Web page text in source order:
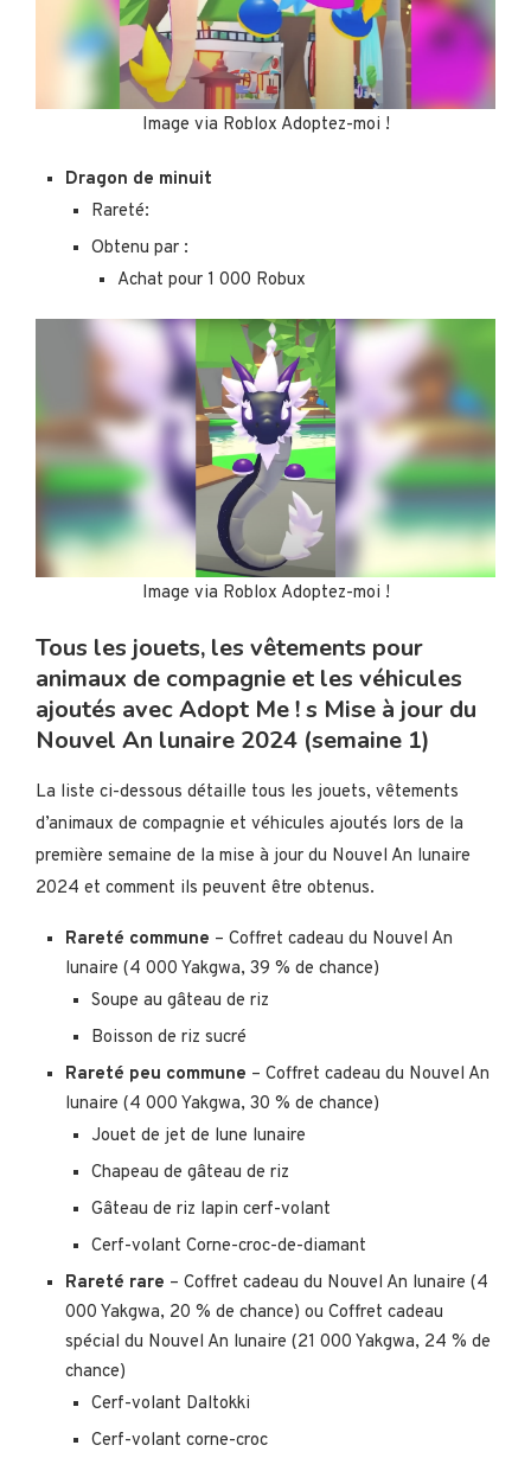
Image via Roblox Adoptez-moi !
Dragon de minuit
Rareté:
Obtenu par :
Achat pour 1 000 Robux
Image via Roblox Adoptez-moi !
Tous les jouets, les vêtements pour
animaux de compagnie et les véhicules
ajoutés avec Adopt Me ! s Mise à jour du
Nouvel An lunaire 2024 (semaine 1)
La liste ci-dessous détaille tous les jouets, vêtements
d’animaux de compagnie et véhicules ajoutés lors de la
première semaine de la mise à jour du Nouvel An lunaire
2024 et comment ils peuvent être obtenus.
Rareté commune – Coffret cadeau du Nouvel An
lunaire (4 000 Yakgwa, 39 % de chance)
Soupe au gâteau de riz
Boisson de riz sucré
Rareté peu commune – Coffret cadeau du Nouvel An
lunaire (4 000 Yakgwa, 30 % de chance)
Jouet de jet de lune lunaire
Chapeau de gâteau de riz
Gâteau de riz lapin cerf-volant
Cerf-volant Corne-croc-de-diamant
Rareté rare – Coffret cadeau du Nouvel An lunaire (4
000 Yakgwa, 20 % de chance) ou Coffret cadeau
spécial du Nouvel An lunaire (21 000 Yakgwa, 24 % de
chance)
Cerf-volant Daltokki
Cerf-volant corne-croc